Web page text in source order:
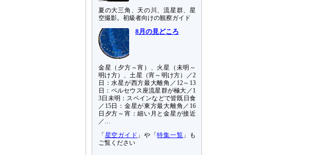
夏の大三角、天の川、流星群、星
空撮影。初級者向けの観察ガイド
8月の見どころ
金星（夕方～宵）、火星（未明～
明け方）、土星（宵～明け方）／2
日：水星が西方最大離角／12～13
日：ペルセウス座流星群が極大／1
3日未明：スペインなどで皆既日食
／15日：金星が東方最大離角／16
日夕方～宵：細い月と金星が接近
／…
「 星空ガイド 」や「特集一覧 」も
ご覧ください